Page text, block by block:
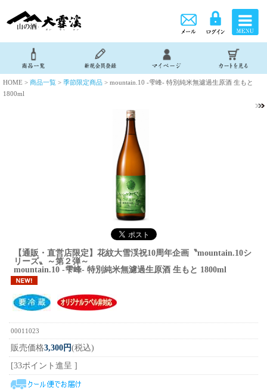
HOME > 商品一覧 > 季節限定商品 > mountain.10 -雫峰- 特別純米無濾過生原酒 生もと
1800ml
【通販・直営店限定】花紋大雪渓祝10周年企画〝mountain.10シ
リーズ〟～第２弾～
mountain.10 -雫峰- 特別純米無濾過生原酒 生もと 1800ml
00011023
販売価格3,300円(税込)
[33ポイント進呈 ]